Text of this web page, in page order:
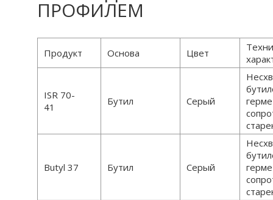
ПРОФИЛЕМ
Продукт Основа Цвет
ISR 70-
41
Бутил Серый
Butyl 37 Бутил Серый